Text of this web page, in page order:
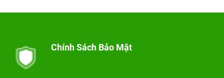
Chính Sách Bảo Mật